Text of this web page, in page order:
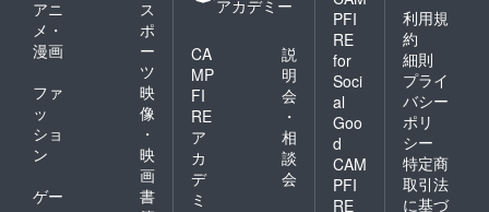
アニ
メ・
漫画
ス
ポ
ー
ツ
ファ
ッ
ショ
ン
映
像
・
映
画
ゲー
書
アカデミー
CA
MP
FI
RE
ア
カ
デ
ミ
説
明
会
・
相
談
会
PFI
RE
for
Soci
al
Goo
d
CAM
PFI
RE
利用規
約
細則
プライ
バシー
ポリ
シー
特定商
取引法
に基づ